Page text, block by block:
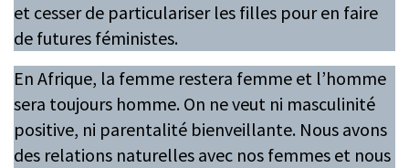
et cesser de particulariser les filles pour en faire
de futures féministes.
En Afrique, la femme restera femme et l’homme
sera toujours homme. On ne veut ni masculinité
positive, ni parentalité bienveillante. Nous avons
des relations naturelles avec nos femmes et nous